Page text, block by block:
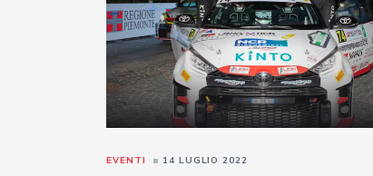
EVENTI 14 LUGLIO 2022